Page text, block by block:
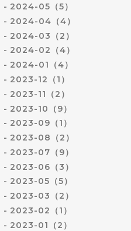
2024-05（5）
2024-04（4）
2024-03（2）
2024-02（4）
2024-01（4）
2023-12（1）
2023-11（2）
2023-10（9）
2023-09（1）
2023-08（2）
2023-07（9）
2023-06（3）
2023-05（5）
2023-03（2）
2023-02（1）
2023-01（2）